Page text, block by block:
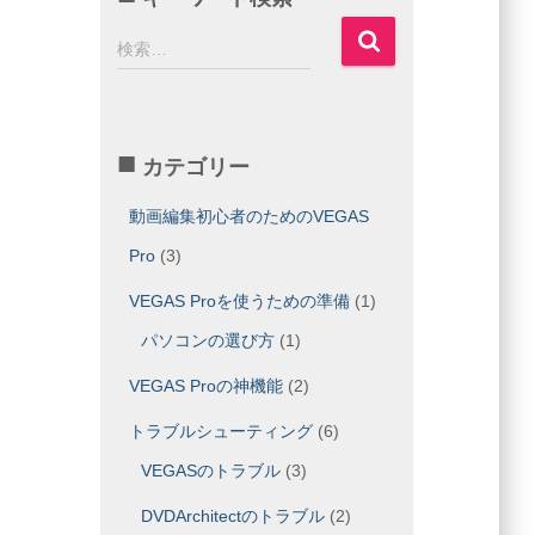
検
索
検索…
カテゴリー
動画編集初心者のためのVEGAS
Pro(3)
VEGAS Proを使うための準備(1)
パソコンの選び方(1)
VEGAS Proの神機能(2)
トラブルシューティング(6)
VEGASのトラブル(3)
DVDArchitectのトラブル(2)